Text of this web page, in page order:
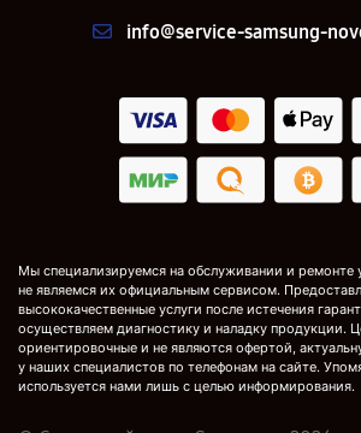
info@service-samsung-
Мы специализируемся на обслуживании и ремонте
не являемся их официальным сервисом.
высококачественные услуги после истечения
осуществляем диагностику и наладку продукции.
ориентировочные и не являются офертой,
у наших специалистов по телефонам на сайте.
используется нами лишь с целью информирования.